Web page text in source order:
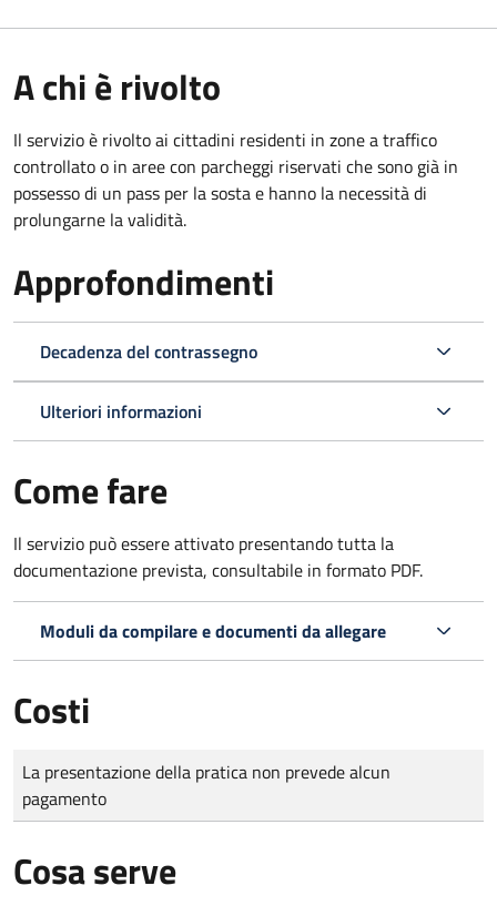
A chi è rivolto
Il servizio è rivolto ai cittadini residenti in zone a traffico
controllato o in aree con parcheggi riservati che sono già in
possesso di un pass per la sosta e hanno la necessità di
prolungarne la validità.
Approfondimenti
Decadenza del contrassegno
Ulteriori informazioni
Come fare
Il servizio può essere attivato presentando tutta la
documentazione prevista, consultabile in formato PDF.
Moduli da compilare e documenti da allegare
Costi
Tipo di pagamento
Importo
La presentazione della pratica non prevede alcun
pagamento
Cosa serve